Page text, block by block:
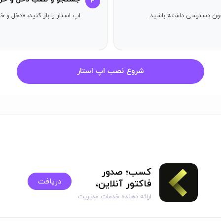
دسترسی داشته باشید. اپ استار را باز کنید، «دخل
شروع نصب اپ استار
کسب؛ صدور
فاکتور آنلاین،
انبار، فروش
ارائه دهنده خدمات مدیریت
دریافت